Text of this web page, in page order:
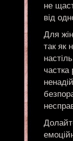
не
від
Для
так як
частка